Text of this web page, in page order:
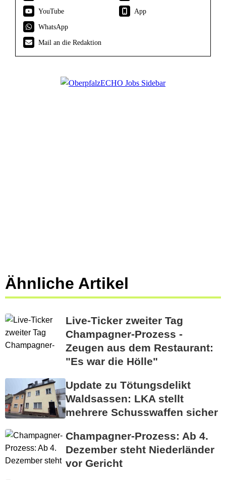
YouTube
App
WhatsApp
Mail an die Redaktion
Ähnliche Artikel
Live-Ticker zweiter Tag
Champagner-Prozess -
Zeugen aus dem Restaurant:
"Es war die Hölle"
Update zu Tötungsdelikt
Waldsassen: LKA stellt
mehrere Schusswaffen sicher
Champagner-Prozess: Ab 4.
Dezember steht Niederländer
vor Gericht